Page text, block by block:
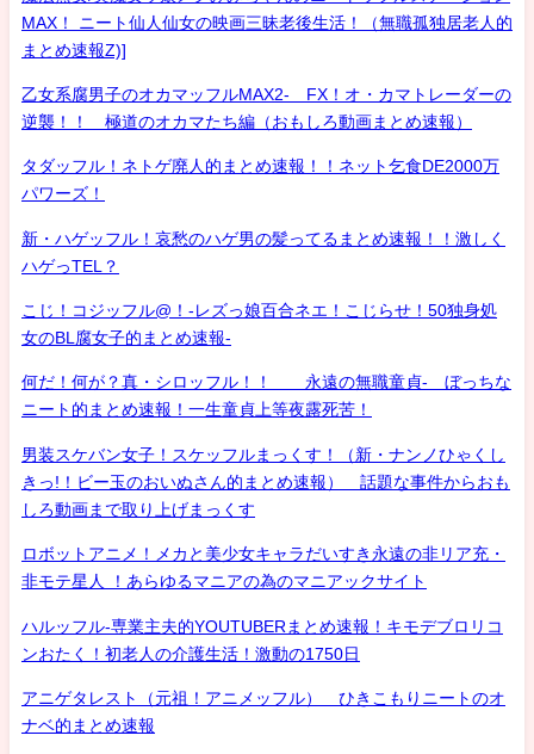
MAX！ ニート仙人仙女の映画三昧老後生活！（無職孤独居老人的
まとめ速報Z)]
乙女系腐男子のオカマッフルMAX2- FX！オ・カマトレーダーの
逆襲！！ 極道のオカマたち編（おもしろ動画まとめ速報）
タダッフル！ネトゲ廃人的まとめ速報！！ネット乞食DE2000万
パワーズ！
新・ハゲッフル！哀愁のハゲ男の髪ってるまとめ速報！！激しく
ハゲっTEL？
こじ！コジッフル@！-レズっ娘百合ネエ！こじらせ！50独身処
女のBL腐女子的まとめ速報-
何だ！何が？真・シロッフル！！ 永遠の無職童貞- ぼっちな
ニート的まとめ速報！一生童貞上等夜露死苦！
男装スケバン女子！スケッフルまっくす！（新・ナンノひゃくし
きっ!！ビー玉のおいぬさん的まとめ速報） 話題な事件からおも
しろ動画まで取り上げまっくす
ロボットアニメ！メカと美少女キャラだいすき永遠の非リア充・
非モテ星人 ！あらゆるマニアの為のマニアックサイト
ハルッフル-専業主夫的YOUTUBERまとめ速報！キモデブロリコ
ンおたく！初老人の介護生活！激動の1750日
アニゲタレスト（元祖！アニメッフル） ひきこもりニートのオ
ナベ的まとめ速報